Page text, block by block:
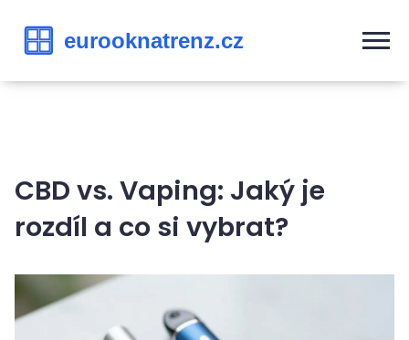
CBD vs. Vaping: Jaký je
rozdíl a co si vybrat?